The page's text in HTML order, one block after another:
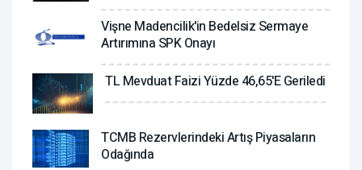
Vişne Madencilik'in Bedelsiz Sermaye
Artırımına SPK Onayı
TL Mevduat Faizi Yüzde 46,65'e Geriledi
TCMB Rezervlerindeki Artış Piyasaların
Odağında